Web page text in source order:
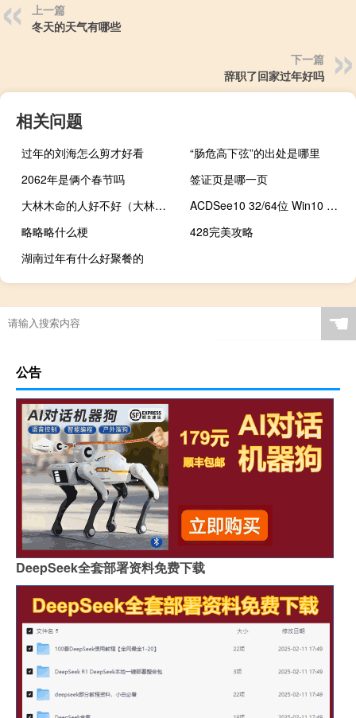
上一篇
冬天的天气有哪些
下一篇
辞职了回家过年好吗
相关问题
过年的刘海怎么剪才好看
“肠危高下弦”的出处是哪里
2062年是俩个春节吗
签证页是哪一页
大林木命的人好不好（大林木命简介）
ACDSee10 32/64位 Win10 官方版（ACDSee10 32/64位 Win10 官方版功能简介）
略略略什么梗
428完美攻略
湖南过年有什么好聚餐的
☚
公告
DeepSeek全套部署资料免费下载